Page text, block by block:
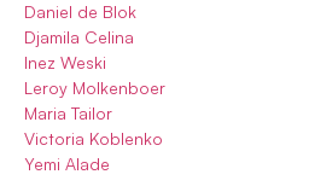
Daniel de Blok
Djamila Celina
Inez Weski
Leroy Molkenboer
Maria Tailor
Victoria Koblenko
Yemi Alade